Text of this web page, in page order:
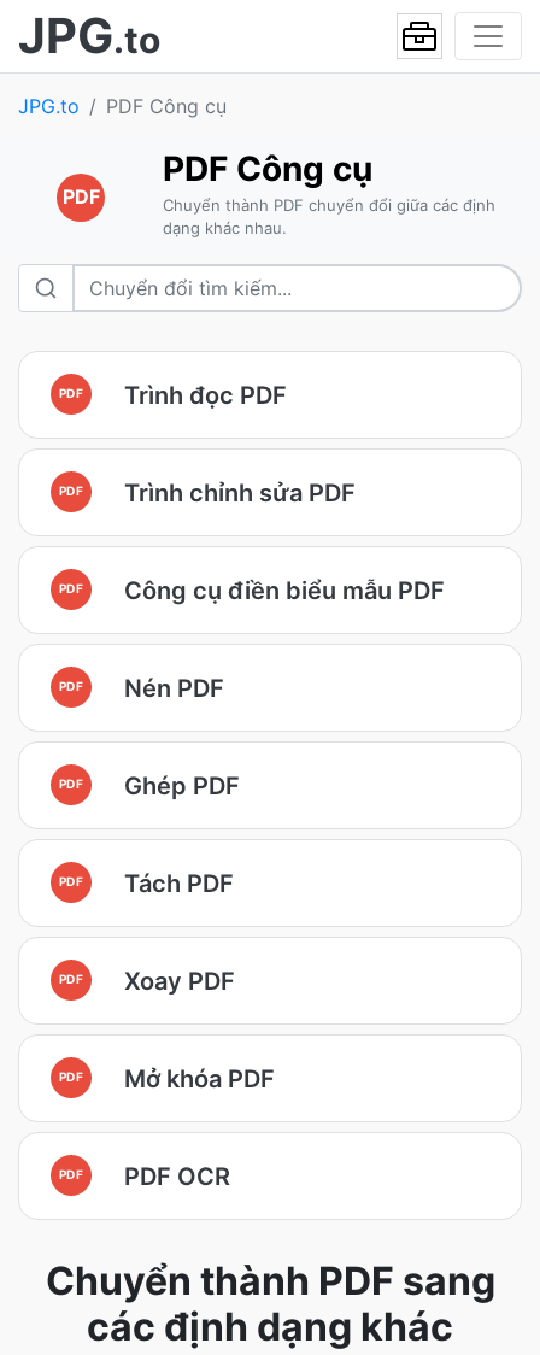
JPG.to
JPG.to PDF Công cụ
PDF
PDF Công cụ
Chuyển thành PDF chuyển đổi giữa các định
dạng khác nhau.
PDF Trình đọc PDF
PDF Trình chỉnh sửa PDF
PDF Công cụ điền biểu mẫu PDF
PDF Nén PDF
PDF Ghép PDF
PDF Tách PDF
PDF Xoay PDF
PDF Mở khóa PDF
PDF PDF OCR
Chuyển thành PDF sang
các định dạng khác